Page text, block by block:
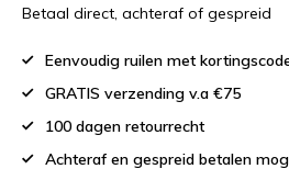
Betaal direct, achteraf of gespreid
Eenvoudig ruilen met
GRATIS verzending v.a €75
100 dagen retourrecht
Achteraf en gespreid betalen